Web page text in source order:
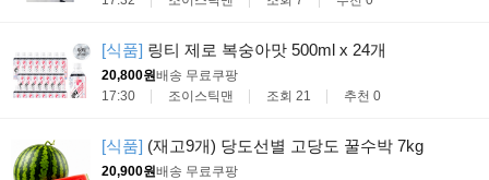
[식품] 링티 제로 복숭아맛 500ml x 24개
20,800원배송 무료쿠팡
17:30
조이스틱맨 조회 21 추천 0
[식품] (재고9개) 당도선별 고당도 꿀수박 7kg
20,900원배송 무료쿠팡